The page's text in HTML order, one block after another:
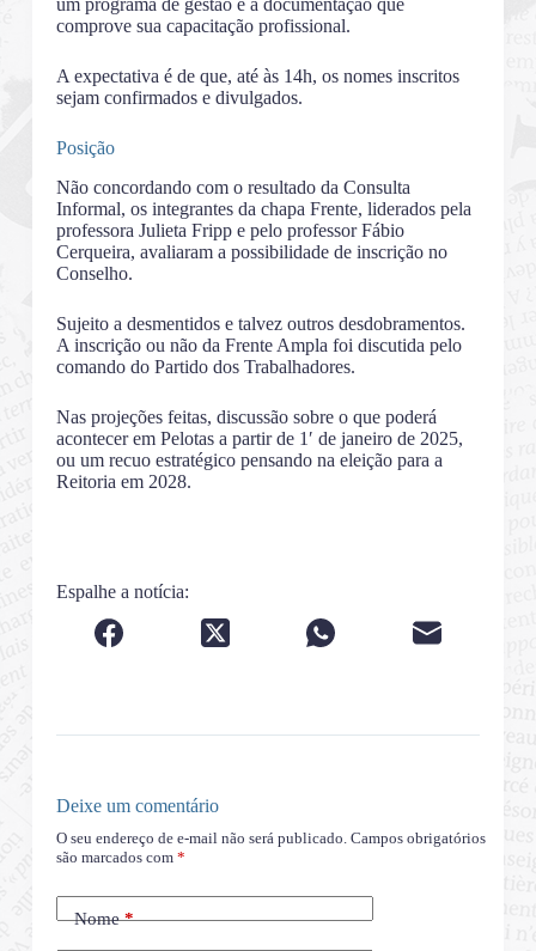
um programa de gestão e a documentação que
comprove sua capacitação profissional.
A expectativa é de que, até às 14h, os nomes inscritos
sejam confirmados e divulgados.
Posição
Não concordando com o resultado da Consulta
Informal, os integrantes da chapa Frente, liderados pela
professora Julieta Fripp e pelo professor Fábio
Cerqueira, avaliaram a possibilidade de inscrição no
Conselho.
Sujeito a desmentidos e talvez outros desdobramentos.
A inscrição ou não da Frente Ampla foi discutida pelo
comando do Partido dos Trabalhadores.
Nas projeções feitas, discussão sobre o que poderá
acontecer em Pelotas a partir de 1′ de janeiro de 2025,
ou um recuo estratégico pensando na eleição para a
Reitoria em 2028.
Espalhe a notícia:
Deixe um comentário
O seu endereço de e-mail não será publicado. Campos obrigatórios
são marcados com *
Nome*